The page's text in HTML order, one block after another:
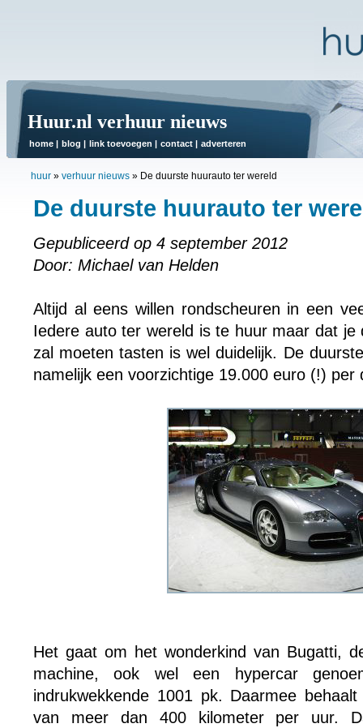
Huur.nl verhuur nieuws
home | blog | link toevoegen | contact | adverteren
huur » verhuur nieuws » De duurste huurauto ter wereld
De duurste huurauto ter
Gepubliceerd op 4 september 2012
Door: Michael van Helden
Altijd al eens willen rondscheuren in een
Iedere auto ter wereld is te huur maar dat je
zal moeten tasten is wel duidelijk. De
namelijk een voorzichtige 19.000 euro (!) per
Het gaat om het wonderkind van Bugatti,
machine, ook wel een hypercar
indrukwekkende 1001 pk. Daarmee
van meer dan 400 kilometer per uur.